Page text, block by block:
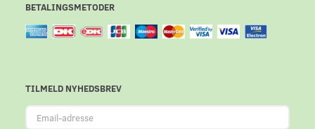
BETALINGSMETODER
TILMELD NYHEDSBREV
Email-
adresse